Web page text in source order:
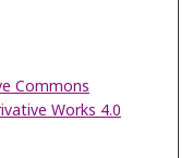
Commons
Works 4.0